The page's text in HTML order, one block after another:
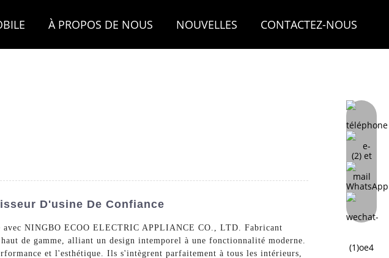
À PROPOS DE NOUS NOUVELLES CONTACTEZ-NOUS
D'usine De Confiance
avec NINGBO ECOO ELECTRIC APPLIANCE CO., LTD. Fabricant
de gamme, alliant un design intemporel à une fonctionnalité moderne.
et l'esthétique. Ils s'intègrent parfaitement à tous les intérieurs,